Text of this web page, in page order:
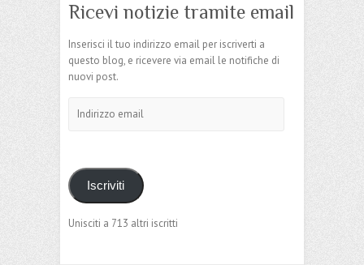
Ricevi notizie tramite email
Inserisci il tuo indirizzo email per iscriverti a
questo blog, e ricevere via email le notifiche di
nuovi post.
email
Iscriviti
Unisciti a 713 altri iscritti